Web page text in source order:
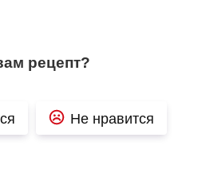
рецепт?
Не нравится